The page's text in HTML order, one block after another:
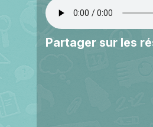
Partager sur les